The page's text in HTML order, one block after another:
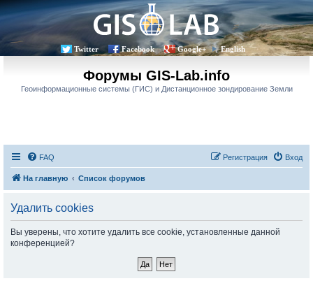
Twitter Facebook Google+ English
Форумы GIS-Lab.info
Геоинформационные системы (ГИС) и Дистанционное зондирование Земли
FAQ Вход
Регистрация
На главную Список форумов
Удалить cookies
Вы уверены, что хотите удалить все cookie, установленные данной
конференцией?